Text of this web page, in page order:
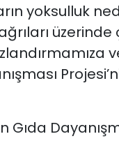
yoksulluk
üzerinde
Gıda